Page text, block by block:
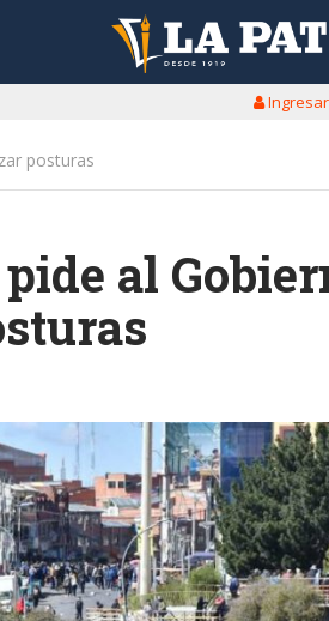
Ingresar
posturas
al